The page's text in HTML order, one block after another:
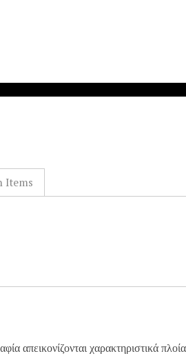
Items
απεικονίζονται χαρακτηριστικά